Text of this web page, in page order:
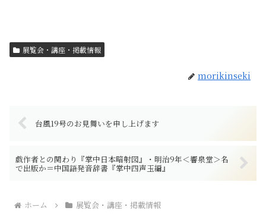
展覧会・講座・掲載情報
morikinseki
台風19号のお見舞いを申し上げます
戯作者との関わり『掌中日本暗射図』・明治9年＜響泉堂＞名
で出版か＝中国語発音辞書『掌中四声玉編』
ホーム 展覧会・講座・掲載情報